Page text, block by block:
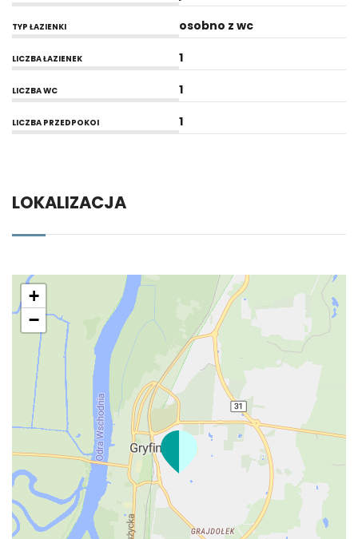
TYP ŁAZIENKI osobno z wc
LICZBA ŁAZIENEK 1
LICZBA WC 1
LICZBA PRZEDPOKOI 1
LOKALIZACJA
+
−